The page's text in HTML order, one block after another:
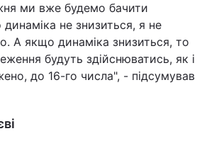
ми вже будемо бачити
не знизиться, я не
А якщо динаміка знизиться, то
будуть здійснюватись, як і
до 16-го числа", - підсумував